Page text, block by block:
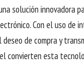
solución innovadora
Con el uso
de compra y
convierten esta